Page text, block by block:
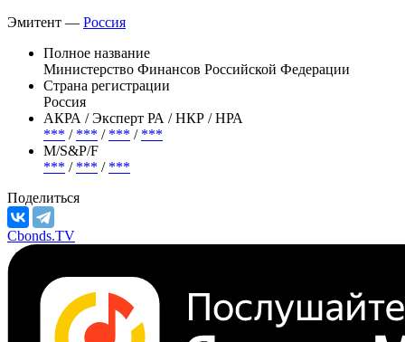
Эмитент — Россия
Полное название
Министерство Финансов Российской Федерации
Страна регистрации
Россия
АКРА / Эксперт РА / НКР / НРА
*** / *** / *** / ***
М/S&P/F
*** / *** / ***
Поделиться
Cbonds.TV